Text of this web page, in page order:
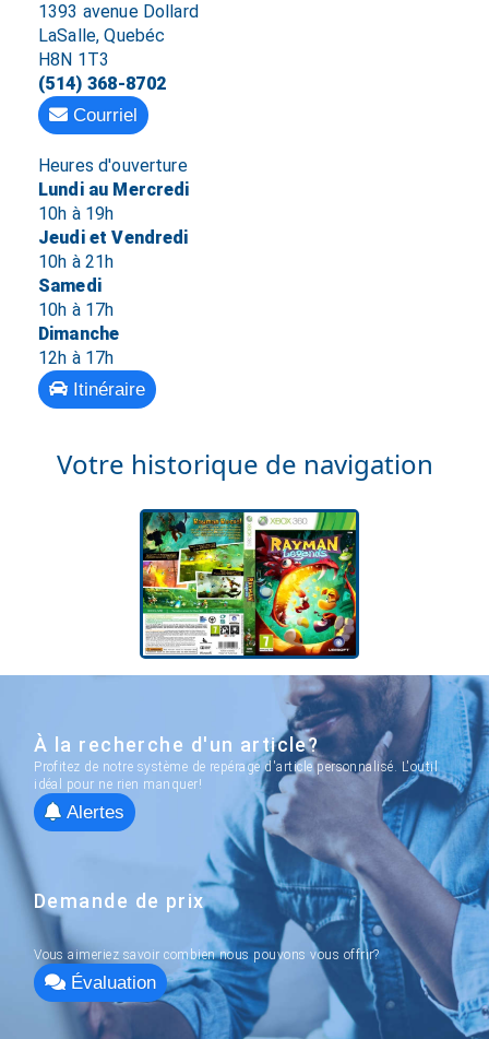
1393 avenue Dollard
LaSalle, Quebéc
H8N 1T3
(514) 368-8702
Courriel
Heures d'ouverture
Lundi au Mercredi
10h à 19h
Jeudi et Vendredi
10h à 21h
Samedi
10h à 17h
Dimanche
12h à 17h
Itinéraire
Votre historique de navigation
À la recherche d'un article?
Profitez de notre système de repérage d'article personnalisé. L'outil
idéal pour ne rien manquer!
Alertes
Demande de prix
Vous aimeriez savoir combien nous pouvons vous offrir?
Évaluation